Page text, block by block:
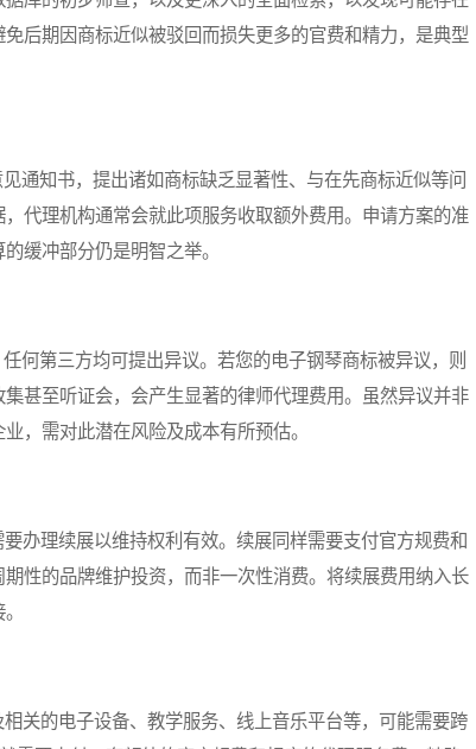
后期因商标近似被驳回而损失更多的官费和精力，是典型
知书，提出诸如商标缺乏显著性、与在先商标近似等问
代理机构通常会就此项服务收取额外费用。申请方案的准
缓冲部分仍是明智之举。
第三方均可提出异议。若您的电子钢琴商标被异议，则
甚至听证会，会产生显著的律师代理费用。虽然异议并非
，需对此潜在风险及成本有所预估。
理续展以维持权利有效。续展同样需要支付官方规费和
性的品牌维护投资，而非一次性消费。将续展费用纳入长
的电子设备、教学服务、线上音乐平台等，可能需要跨